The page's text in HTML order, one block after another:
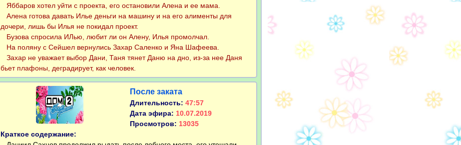
Яббаров хотел уйти с проекта, его остановили Алена и ее мама.
Алена готова давать Илье деньги на машину и на его алименты для
дочери, лишь бы Илья не покидал проект.
Бузова спросила ИЛью, любит ли он Алену, Илья промолчал.
На поляну с Сейшел вернулись Захар Саленко и Яна Шафеева.
Захар не уважает выбор Дани, Таня тянет Даню на дно, из-за нее Даня
бьет плафоны, деградирует, как человек.
После заката
Длительность: 47:57
Дата эфира: 10.07.2019
Просмотров: 13035
Краткое содержание: